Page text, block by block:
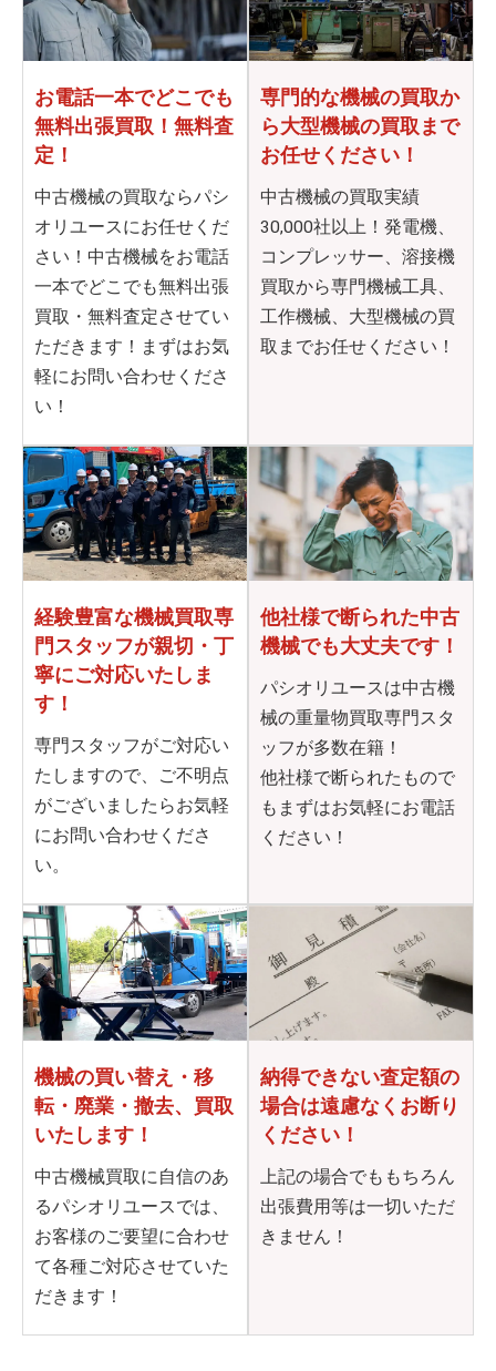
お電話一本でどこでも
無料出張買取！無料査
定！
中古機械の買取ならパシ
オリユースにお任せくだ
さい！中古機械をお電話
一本でどこでも無料出張
買取・無料査定させてい
ただきます！まずはお気
軽にお問い合わせくださ
い！
専門的な機械の買取か
ら大型機械の買取まで
お任せください！
中古機械の買取実績
30,000社以上！発電機、
コンプレッサー、溶接機
買取から専門機械工具、
工作機械、大型機械の買
取までお任せください！
経験豊富な機械買取専
門 スタッフが親切・丁
寧にご対応いたしま
す！
専門スタッフがご対応い
たしますので、ご不明点
がございましたらお気軽
にお問い合わせくださ
い。
他社様で断られた中古
機械でも大丈夫です！
パシオリユースは中古機
械の重量物買取専門スタ
ッフが多数在籍！
他社様で断られたもので
もまずはお気軽にお電話
ください！
機械の買い替え・移
転・ 廃業・撤去、買取
いたします！
中古機械買取に自信のあ
るパシオリユースでは、
お客様のご要望に合わせ
て各種ご対応させていた
だきます！
納得できない査定額の
場合は遠慮なくお断り
ください！
上記の場合でももちろん
出張費用等は一切いただ
きません！